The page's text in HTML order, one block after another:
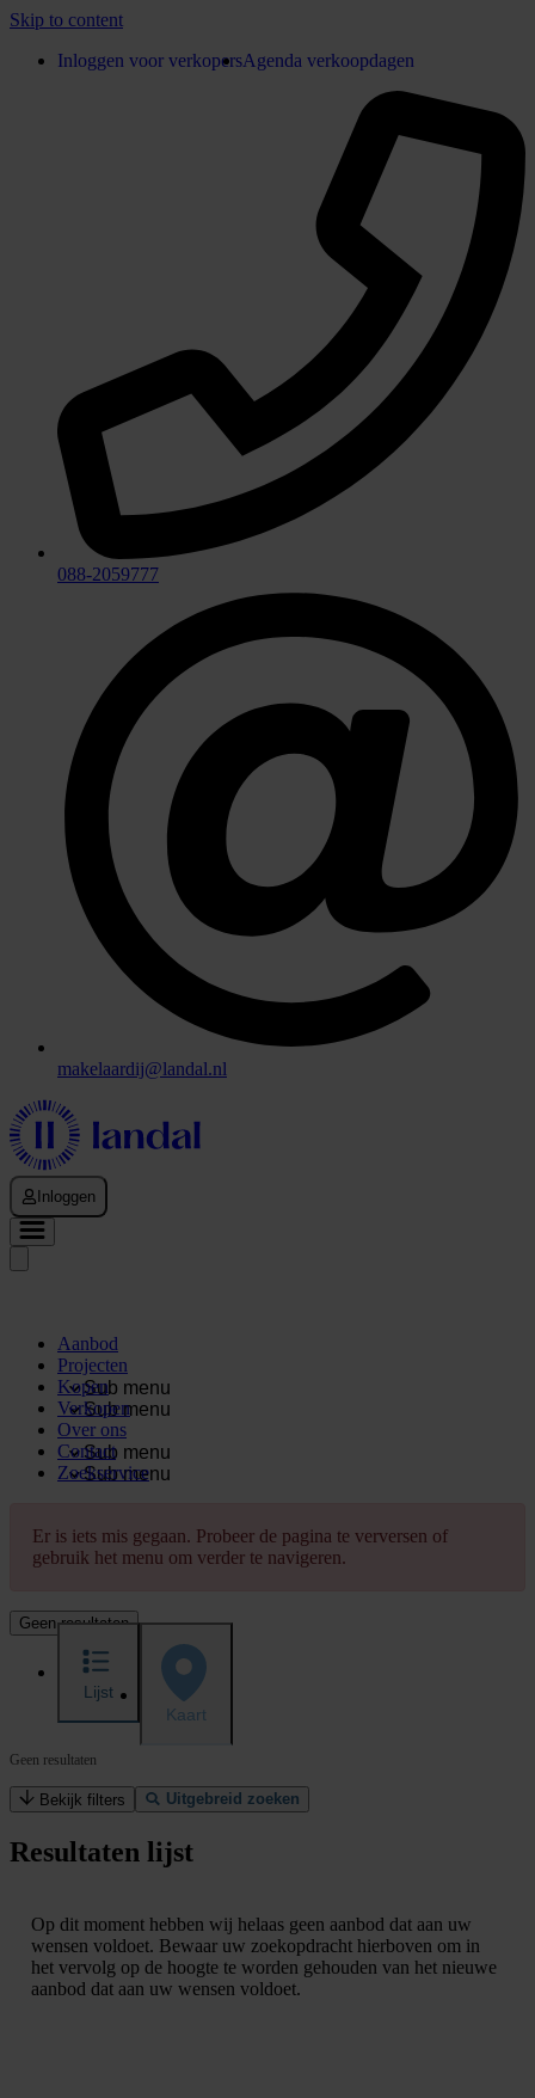
Skip to content
Inloggen voor verkopersAgenda verkoopdagen
088-2059777
makelaardij@landal.nl
Inloggen
Aanbod
Projecten
Sub menu
Kopen
Sub menu
Verkopen
Over ons
Sub menu
Contact
Sub menu
Zoekservice
Er is iets mis gegaan. Probeer de pagina te verversen of
gebruik het menu om verder te navigeren.
Geen resultaten
Lijst
Kaart
Geen resultaten
Bekijk filters Uitgebreid zoeken
Resultaten lijst
Op dit moment hebben wij helaas geen aanbod dat aan uw
wensen voldoet. Bewaar uw zoekopdracht hierboven om in
het vervolg op de hoogte te worden gehouden van het nieuwe
aanbod dat aan uw wensen voldoet.